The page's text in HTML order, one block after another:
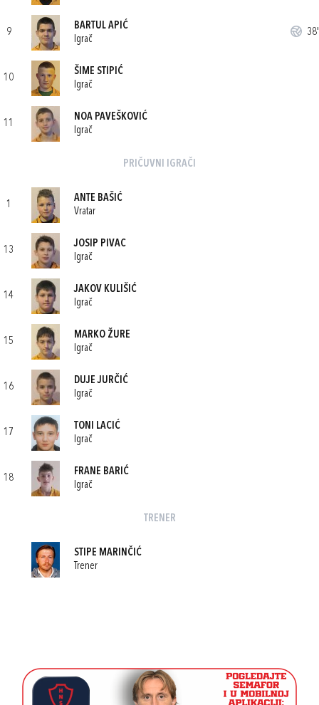
9
BARTUL APIĆ
Igrač
38'
10
ŠIME STIPIĆ
Igrač
11
NOA PAVEŠKOVIĆ
Igrač
PRIČUVNI IGRAČI
1
ANTE BAŠIĆ
Vratar
13
JOSIP PIVAC
Igrač
14
JAKOV KULIŠIĆ
Igrač
15
MARKO ŽURE
Igrač
16
DUJE JURČIĆ
Igrač
17
TONI LACIĆ
Igrač
18
FRANE BARIĆ
Igrač
TRENER
STIPE MARINČIĆ
Trener